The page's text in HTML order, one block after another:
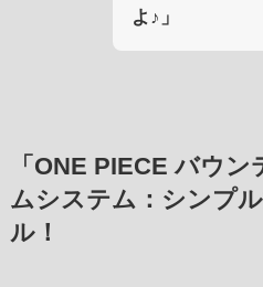
よ♪」
「ONE PIECE バウ
ムシステム：シンプ
ル！